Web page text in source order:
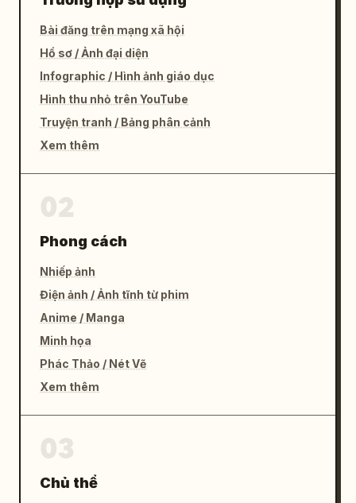
Bài đăng trên mạng xã hội
Hồ sơ / Ảnh đại diện
Infographic / Hình ảnh giáo dục
Hình thu nhỏ trên YouTube
Truyện tranh / Bảng phân cảnh
Xem thêm
Phong cách
Nhiếp ảnh
Điện ảnh / Ảnh tĩnh từ phim
Anime / Manga
Minh họa
Phác Thảo / Nét Vẽ
Xem thêm
Chủ thể